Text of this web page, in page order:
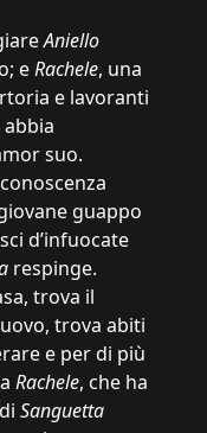
Aniello
eRachele, una
e lavoranti
abbia
suo.
guappo
d’infuocate
respinge.
trova il
trova abiti
e per di più
Rachele, che ha
Sanguetta